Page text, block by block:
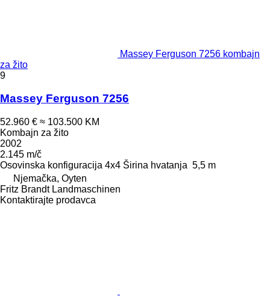
Massey Ferguson 7256 kombajn
za žito
9
Massey Ferguson 7256
52.960 € ≈ 103.500 KM
Kombajn za žito
2002
2.145 m/č
Osovinska konfiguracija 4x4 Širina hvatanja 5,5 m
Njemačka, Oyten
Fritz Brandt Landmaschinen
Kontaktirajte prodavca